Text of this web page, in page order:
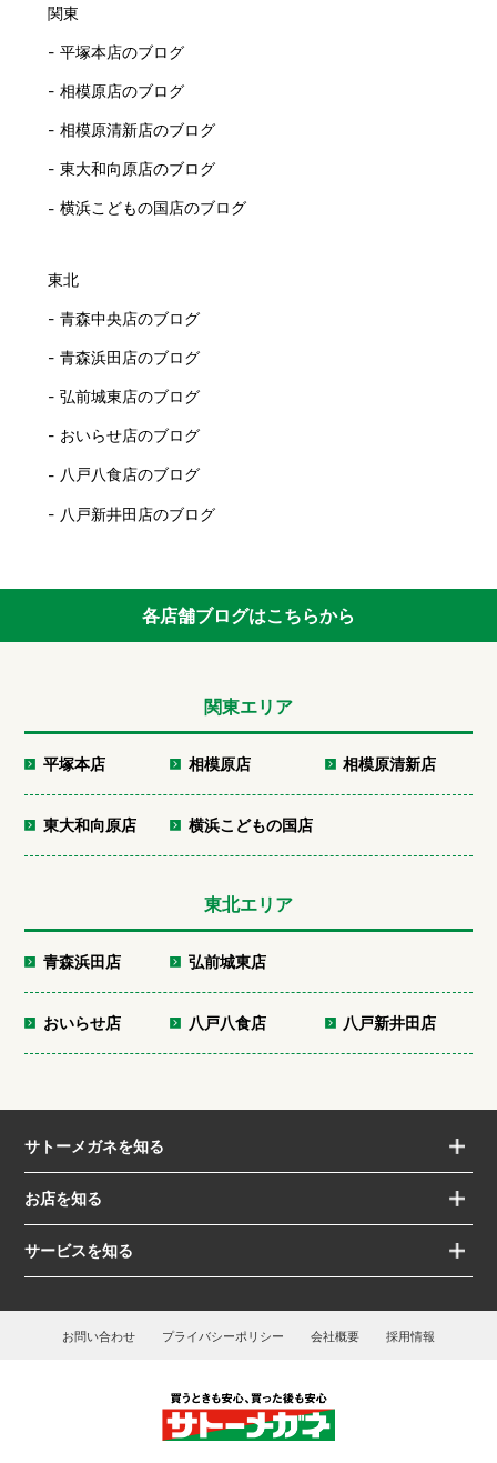
関東
平塚本店のブログ
相模原店のブログ
相模原清新店のブログ
東大和向原店のブログ
横浜こどもの国店のブログ
東北
青森中央店のブログ
青森浜田店のブログ
弘前城東店のブログ
おいらせ店のブログ
八戸八食店のブログ
八戸新井田店のブログ
各店舗ブログはこちらから
関東エリア
平塚本店 相模原店 相模原清新店
東大和向原店 横浜こどもの国店
東北エリア
青森浜田店 弘前城東店
おいらせ店 八戸八食店 八戸新井田店
サトーメガネを知る
お店を知る
サービスを知る
お問い合わせ プライバシーポリシー 会社概要 採用情報